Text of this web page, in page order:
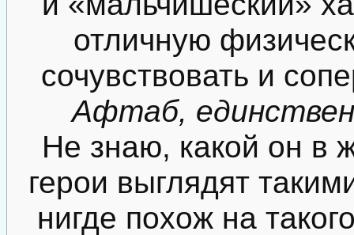
отличную
сочувствовать и
Афтаб,
Не знаю, какой он в
герои выглядят
нигде похож на